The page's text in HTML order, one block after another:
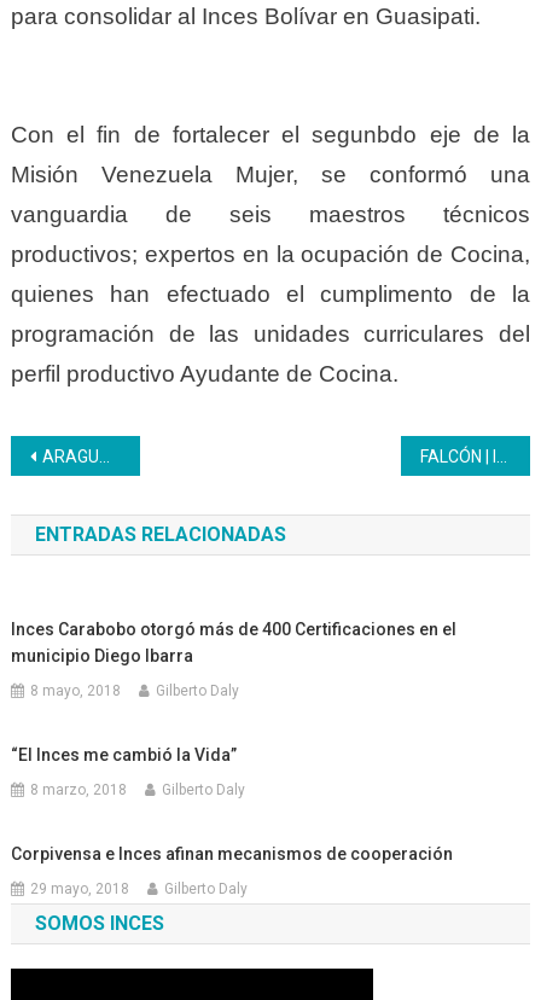
para consolidar al Inces Bolívar en Guasipati.
Con el fin de fortalecer el segunbdo eje de la
Misión Venezuela Mujer, se conformó una
vanguardia de seis maestros técnicos
productivos; expertos en la ocupación de Cocina,
quienes han efectuado el cumplimento de la
programación de las unidades curriculares del
perfil productivo Ayudante de Cocina.
Navegación
de
entradas
ARAGUA | En el CFS El Limón se desarrolló la unidad curricular Diseño y Evaluación de Programas Recreativos
ENTRADAS RELACIONADAS
Inces Carabobo otorgó más de 400 Certificaciones en el
municipio Diego Ibarra
8 mayo, 2018 Gilberto Daly
“El Inces me cambió la Vida”
8 marzo, 2018 Gilberto Daly
Corpivensa e Inces afinan mecanismos de cooperación
29 mayo, 2018 Gilberto Daly
SOMOS INCES